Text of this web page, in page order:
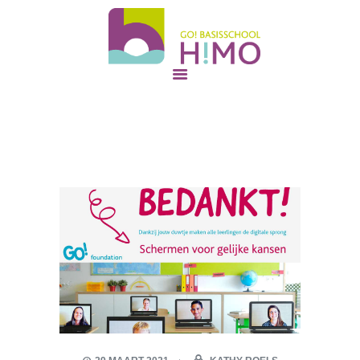
GO! basisschool Himo
GO! ONDERWIJS VAN DE VLAAMSE GEMEENSCHAP GELIJKE KANSEN – KWALITEITSVOL ONDERWIJS –
SAMEN LEREN SAMENLEVEN
START
ONZE SCHOOL
NIEUWE OUDERS